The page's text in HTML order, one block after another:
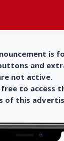
is
and
not active.
to access
of this